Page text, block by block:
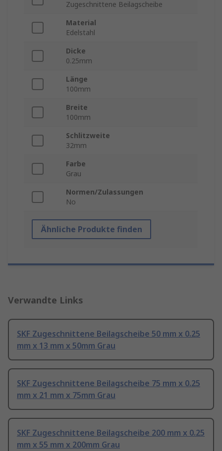
Zugeschnittene Beilagscheibe
Material
Edelstahl
Dicke
0.25mm
Länge
100mm
Breite
100mm
Schlitzweite
32mm
Farbe
Grau
Normen/Zulassungen
No
Ähnliche Produkte finden
Verwandte Links
SKF Zugeschnittene Beilagscheibe 50 mm x 0.25
mm x 13 mm x 50mm Grau
SKF Zugeschnittene Beilagscheibe 75 mm x 0.25
mm x 21 mm x 75mm Grau
SKF Zugeschnittene Beilagscheibe 200 mm x 0.25
mm x 55 mm x 200mm Grau